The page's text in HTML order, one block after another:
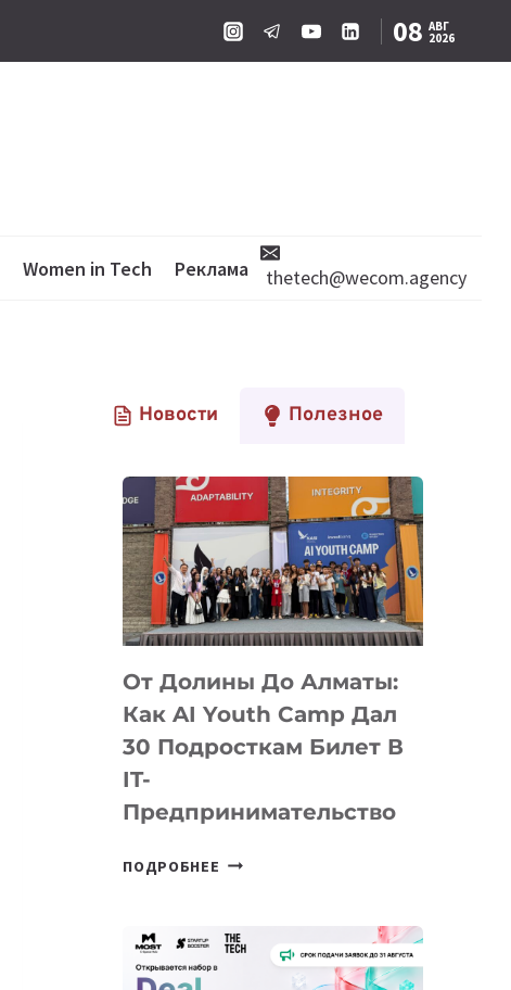
08 АВГ
2026
Women in Tech Реклама thetech@wecom.agency
Новости Полезное
От Долины До Алматы:
Как AI Youth Camp Дал
30 Подросткам Билет В
IT-
Предпринимательство
ПОДРОБНЕЕ ОТ
АЛМАТЫ: